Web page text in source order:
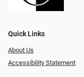
Quick Links
About Us
Accessibility Statement